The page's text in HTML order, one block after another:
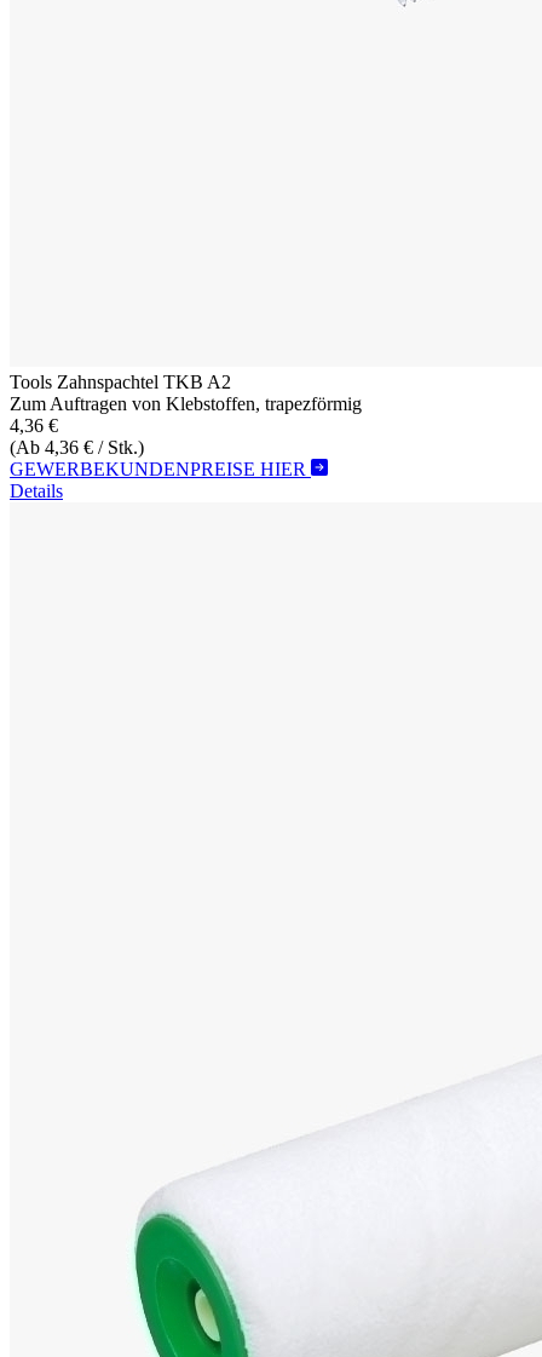
Tools Zahnspachtel TKB A2
Zum Auftragen von Klebstoffen, trapezförmig
4,36 €
(Ab 4,36 € / Stk.)
GEWERBEKUNDENPREISE HIER
Details